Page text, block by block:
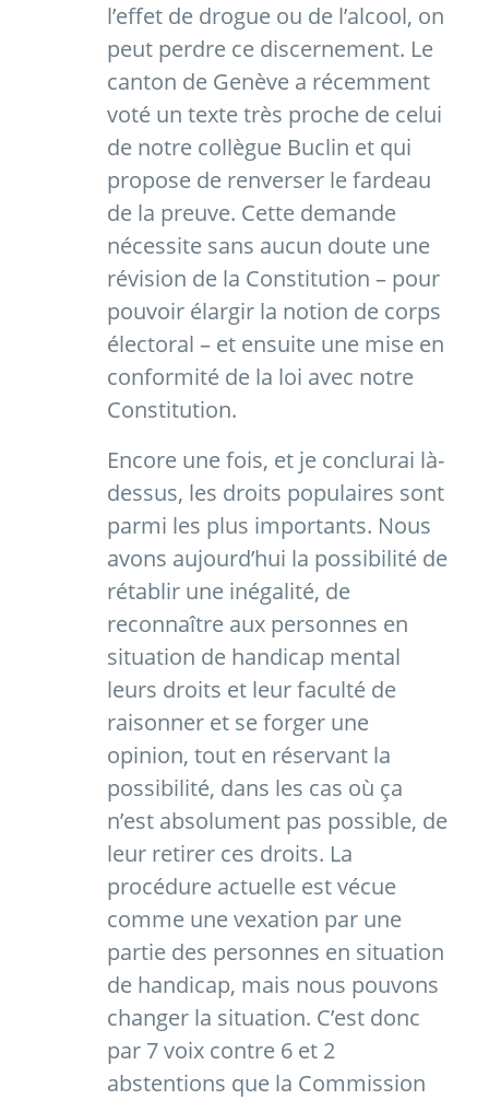
l’effet de drogue ou de l’alcool, on
peut perdre ce discernement. Le
canton de Genève a récemment
voté un texte très proche de celui
de notre collègue Buclin et qui
propose de renverser le fardeau
de la preuve. Cette demande
nécessite sans aucun doute une
révision de la Constitution – pour
pouvoir élargir la notion de corps
électoral – et ensuite une mise en
conformité de la loi avec notre
Constitution.
Encore une fois, et je conclurai là-
dessus, les droits populaires sont
parmi les plus importants. Nous
avons aujourd’hui la possibilité de
rétablir une inégalité, de
reconnaître aux personnes en
situation de handicap mental
leurs droits et leur faculté de
raisonner et se forger une
opinion, tout en réservant la
possibilité, dans les cas où ça
n’est absolument pas possible, de
leur retirer ces droits. La
procédure actuelle est vécue
comme une vexation par une
partie des personnes en situation
de handicap, mais nous pouvons
changer la situation. C’est donc
par 7 voix contre 6 et 2
abstentions que la Commission